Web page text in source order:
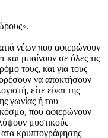
νέων που αφιε­ρώνουν
και μπαίνουν σε όλες τις
τους, και για τους
να αποκτήσουν
είτε είναι της
γωνίας ή του
που αφιερώνουν
μυστικούς
κρυπτογράφησης